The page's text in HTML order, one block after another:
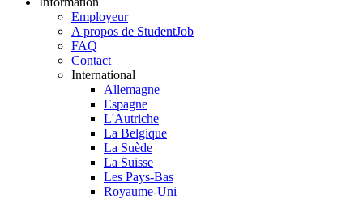
Employeur
A propos de StudentJob
FAQ
Contact
International
Allemagne
Espagne
L'Autriche
La Belgique
La Suède
La Suisse
Les Pays-Bas
Royaume-Uni